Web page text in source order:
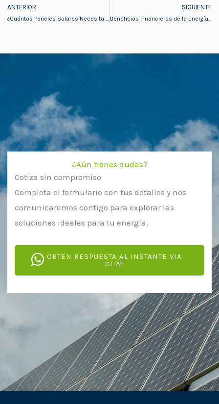
Prev
ANTERIOR
¿Cuántos Paneles Solares Necesita mi Empresa?
SIGUIENTE
Beneficios Financieros de la Energía Solar en México: Ejemplo de Costos
¿Aún tienes dudas?
Cotiza sin compromiso
Completa el formulario con tus detalles y nos
comunicaremos contigo para explorar las
soluciones ideales para tu energía.
OBTEN RESPUESTA AL INSTANTE VIA
CHAT